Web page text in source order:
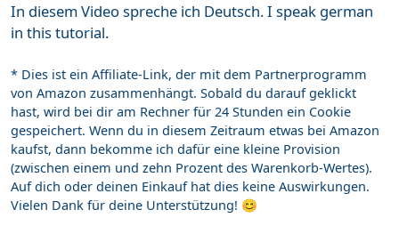
In diesem Video spreche ich Deutsch. I speak german
in this tutorial.
* Dies ist ein Affiliate-Link, der mit dem Partnerprogramm
von Amazon zusammenhängt. Sobald du darauf geklickt
hast, wird bei dir am Rechner für 24 Stunden ein Cookie
gespeichert. Wenn du in diesem Zeitraum etwas bei Amazon
kaufst, dann bekomme ich dafür eine kleine Provision
(zwischen einem und zehn Prozent des Warenkorb-Wertes).
Auf dich oder deinen Einkauf hat dies keine Auswirkungen.
Vielen Dank für deine Unterstützung! 😊